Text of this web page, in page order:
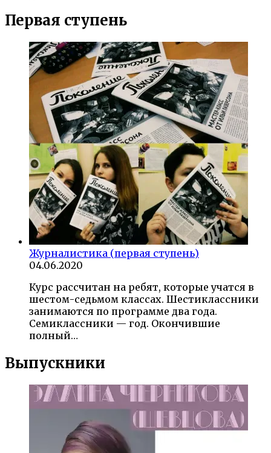
Первая ступень
Журналистика (первая ступень)
04.06.2020
Курс рассчитан на ребят, которые учатся в
шестом-седьмом классах. Шестиклассники
занимаются по программе два года.
Семиклассники — год. Окончившие
полный…
Выпускники